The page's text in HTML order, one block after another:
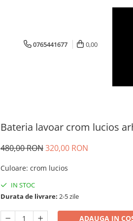
0765441677 0,00
Bateria lavoar crom lucios
480,00 RON320,00 RON
Culoare: crom lucios
IN STOC
Durata de livrare: 2-5 zile
ADAUGA IN